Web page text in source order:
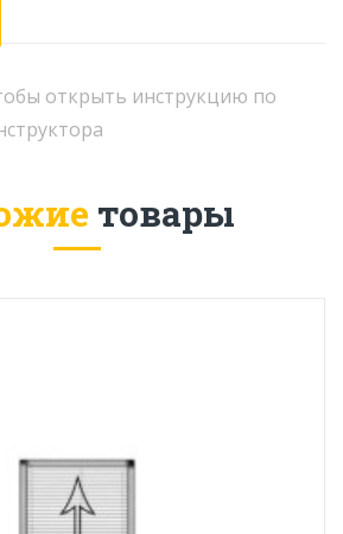
открыть инструкцию по
товары